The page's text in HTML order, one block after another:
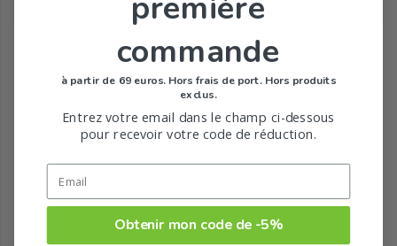
Tous les produits de la marque
commande
à partir de 69 euros. Hors frais de port. Hors produits
exclus.
Entrez votre email dans le champ ci-dessous
pour recevoir votre code de réduction.
Obtenir mon code de -5%